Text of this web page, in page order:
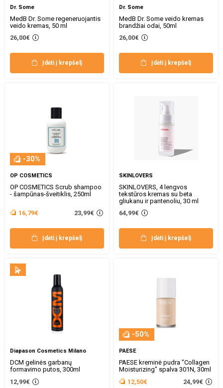
Dr. Some
MedB Dr. Some regeneruojantis
veido kremas, 50 ml
26,00€
Įdėti į krepšelį
Dr. Some
MedB Dr. Some veido kremas
brandžiai odai, 50ml
26,00€
Įdėti į krepšelį
-30%
OP COSMETICS
OP COSMETICS Scrub shampoo
- šampūnas-šveitiklis, 250ml
16,79€ 23,99€
Įdėti į krepšelį
SKINLOVERS
SKINLOVERS, 4 lengvos
tekstūros kremas su beta
gliukanu ir pantenoliu, 30 ml
64,99€
Įdėti į krepšelį
Diapason Cosmetics Milano
DCM gelinės garbanų
formavimo putos, 300ml
12,99€
-50%
PAESE
PAESE kreminė pudra "Collagen
Moisturizing" spalva 301N, 30ml
12,50€
24,99€